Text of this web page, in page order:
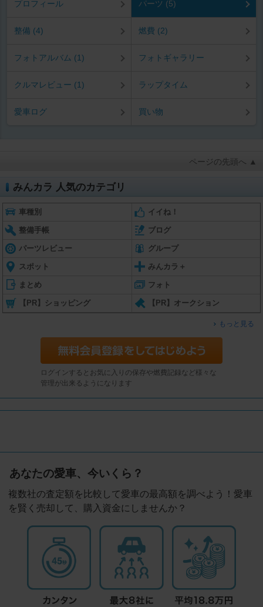
プロフィール パーツ (5)
整備 (4) 燃費 (2)
フォトアルバム (1) フォトギャラリー
クルマレビュー (1) ラップタイム
愛車ログ 買い物
ページの先頭へ ▲
みんカラ 人気のカテゴリ
車種別 イイね！
整備手帳 ブログ
パーツレビュー グループ
スポット みんカラ＋
まとめ フォト
【PR】ショッピング 【PR】オークション
もっと見る
ログインするとお気に入りの保存や燃費記録など様々な
管理が出来るようになります
あなたの愛車、今いくら？
複数社の査定額を比較して愛車の最高額を調べよう！愛車
を賢く売却して、購入資金にしませんか？